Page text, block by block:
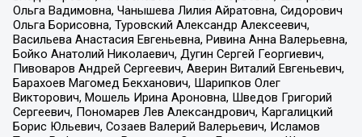
Ольга Вадимовна, Чанышева Лилия Айратовна, Сидорович
Ольга Борисовна, Туровский Александр Алексеевич,
Васильева Анастасия Евгеньевна, Ривина Анна Валерьевна,
Бойко Анатолий Николаевич, Дугин Сергей Георгиевич,
Пивоваров Андрей Сергеевич, Аверин Виталий Евгеньевич,
Барахоев Магомед Бекханович, Шарипков Олег
Викторович, Мошель Ирина Ароновна, Шведов Григорий
Сергеевич, Пономарев Лев Александрович, Каргалицкий
Борис Юльевич, Созаев Валерий Валерьевич, Исламов